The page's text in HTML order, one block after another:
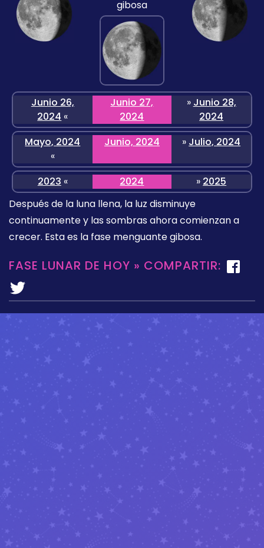
gibosa
Junio 26,
2024 «
Junio 27,
2024
» Junio 28,
2024
Mayo, 2024
«
Junio, 2024 » Julio, 2024
2023 « 2024 » 2025
Después de la luna llena, la luz disminuye
continuamente y las sombras ahora comienzan a
crecer. Esta es la fase menguante gibosa.
FASE LUNAR DE HOY » COMPARTIR: